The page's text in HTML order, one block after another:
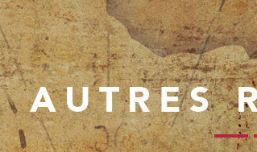
AUTRES